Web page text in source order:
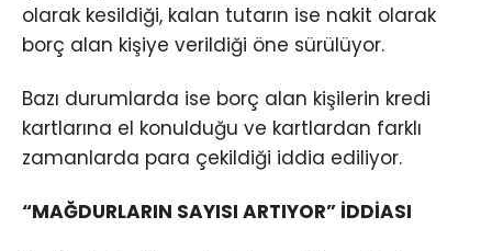
olarak kesildiği, kalan tutarın ise nakit olarak
borç alan kişiye verildiği öne sürülüyor.
Bazı durumlarda ise borç alan kişilerin kredi
kartlarına el konulduğu ve kartlardan farklı
zamanlarda para çekildiği iddia ediliyor.
“MAĞDURLARIN SAYISI ARTIYOR” İDDİASI